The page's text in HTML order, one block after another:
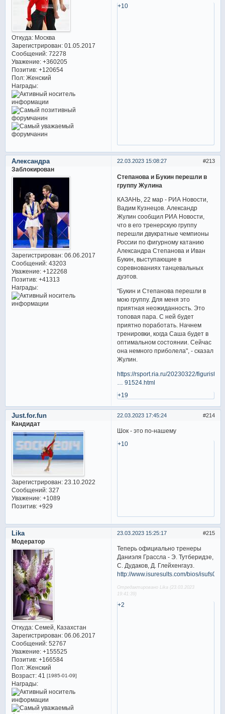
Откуда:Москва
Зарегистрирован: 01.05.2017
Сообщений:72278
Уважение: +360205
Позитив: +120654
Пол:Женский
Награды:
+10
213
22.03.2023 15:08:27
Александра
Заблокирован
Зарегистрирован: 06.06.2017
Сообщений:43203
Уважение: +122268
Позитив: +41313
Награды:
Степанова и Букин перешли в
группу Жулина
КАЗАНЬ, 22 мар - РИА Новости,
Вадим Кузнецов. Александр
Жулин сообщил РИА Новости,
что в его тренерскую группу
перешли двукратные чемпионы
России по фигурному катанию
Александра Степанова и Иван
Букин, выступающие в
соревнованиях танцевальных
дуэтов.
"Букин и Степанова перешли в
мою группу. Для меня это
приятная неожиданность. Это
топовая пара. С ней будет
приятно поработать. Начнем
тренировки, когда Саша будет в
оптимальном состоянии. Сейчас
она немного приболела", - сказал
Жулин.
https://rsport.ria.ru/20230322/figurist
… 91524.html
+19
214
22.03.2023 17:45:24
Just.for.fun
Кандидат
Зарегистрирован: 23.10.2022
Сообщений:327
Уважение: +1089
Позитив: +929
Шок - это по-нашему
+10
215
23.03.2023 15:25:17
Lika
Модератор
Откуда:Семей, Казахстан
Зарегистрирован: 06.06.2017
Сообщений:52767
Уважение: +155525
Позитив: +166584
Пол:Женский
Возраст:41 [1985-01-09]
Награды:
Теперь официально тренеры
Даниэля Грассла - Э. Тутберидзе,
С. Дудаков, Д. Глейхенгауз.
http://www.isuresults.com/bios/
Отредактировано Lika (23.03.2023
19:41:39)
+2